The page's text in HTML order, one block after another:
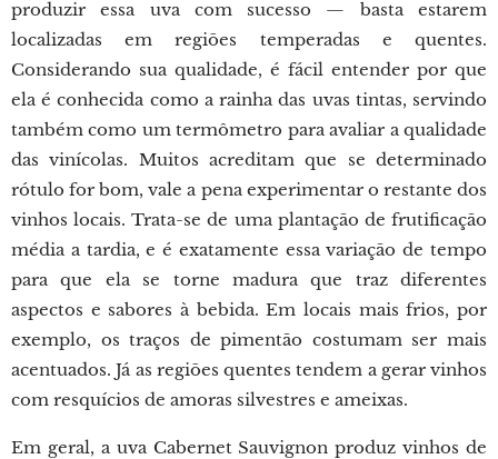
produzir essa uva com sucesso — basta estarem
localizadas em regiões temperadas e quentes.
Considerando sua qualidade, é fácil entender por que
ela é conhecida como a rainha das uvas tintas, servindo
também como um termômetro para avaliar a qualidade
das vinícolas. Muitos acreditam que se determinado
rótulo for bom, vale a pena experimentar o restante dos
vinhos locais. Trata-se de uma plantação de frutificação
média a tardia, e é exatamente essa variação de tempo
para que ela se torne madura que traz diferentes
aspectos e sabores à bebida. Em locais mais frios, por
exemplo, os traços de pimentão costumam ser mais
acentuados. Já as regiões quentes tendem a gerar vinhos
com resquícios de amoras silvestres e ameixas.
Em geral, a uva Cabernet Sauvignon produz vinhos de